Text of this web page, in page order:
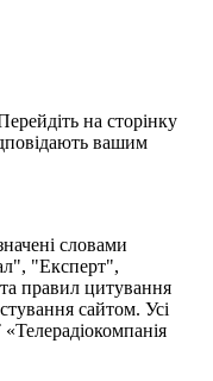
на сторінку
вашим
словами
"Експерт",
правил цитування
сайтом. Усі